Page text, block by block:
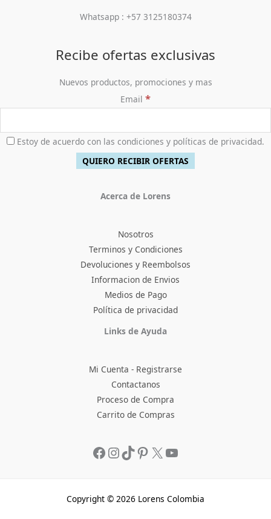
Whatsapp : +57 3125180374
Recibe ofertas exclusivas
Nuevos productos, promociones y mas
Email *
Estoy de acuerdo con las condiciones y políticas de privacidad.
Acerca de Lorens
Nosotros
Terminos y Condiciones
Devoluciones y Reembolsos
Informacion de Envios
Medios de Pago
Política de privacidad
Links de Ayuda
Mi Cuenta - Registrarse
Contactanos
Proceso de Compra
Carrito de Compras
Facebook
Instagram
TikTokPinterest
Copyright © 2026 Lorens Colombia